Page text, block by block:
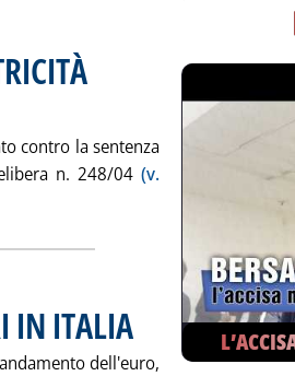
contro la sentenza
n. 248/04 (v.
IN ITALIA . Pubblicata venerdì 30
dell'euro,